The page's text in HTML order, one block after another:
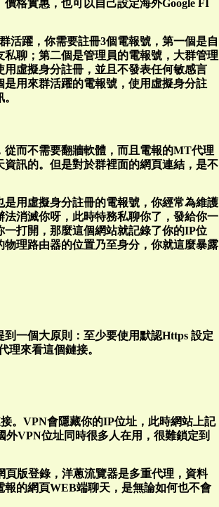
格實惠，也可以自己設定海外Google FI
活躍，你需要註冊3個電報號，第一個是自
聊；第二個是管理員的電報號，大群管理
虛擬身分註冊，並且不發表任何敏感言
用來群活躍的電報號，使用虛擬身分註
而不需要翻牆軟體，而且電報的MT代理
訊的。但是對於群裡面的網頁連結，是不
用虛擬身分註冊的電報號，你經常為維護
消滅你呀，此時特務私聊你了，發給你一
打開，那麼這個網站就記錄了你的IP位
理路由器的位置乃至身分，你就這麼暴露
到一個大原則：至少要使用默認Https 設定
理來看這個鏈接。
。VPN會隱藏你的IP位址，此時網站上記
VPN位址同時很多人在用，很難鎖定到
版登錄，洋蔥流覽器是多重代理，資料
的網頁WEB端聊天，是無論如何也不會